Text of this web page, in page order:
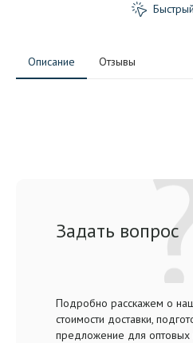
Описание Отзывы
Задать вопрос
Подробно расскажем о
стоимости доставки,
предложение для оптовых